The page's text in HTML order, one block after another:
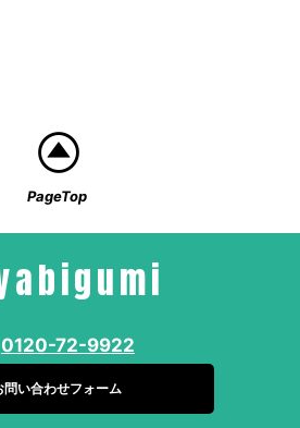
PageTop
0120-72-9922
問い合わせフォーム